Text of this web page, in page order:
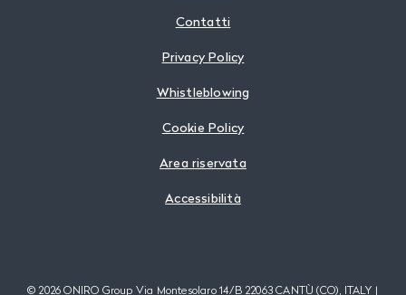
Contatti
Privacy Policy
Whistleblowing
Cookie Policy
Area riservata
Accessibilità
© 2026 ONIRO Group Via Montesolaro 14/B 22063 CANTÙ (CO), ITALY |